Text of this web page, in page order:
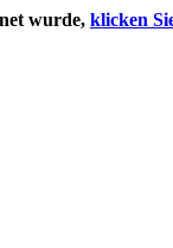
wurde, klicken